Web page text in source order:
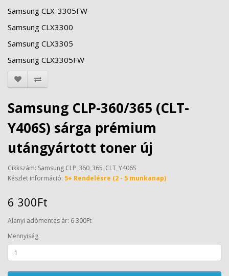
Samsung CLX-3305FW
Samsung CLX3300
Samsung CLX3305
Samsung CLX3305FW
Samsung CLP-360/365 (CLT-
Y406S) sárga prémium
utángyártott toner új
Cikkszám: Samsung CLP_360_365_CLT_Y406S
Készlet információ: 5+ Rendelésre (2 - 5 munkanap)
6 300Ft
Alanyi adómentes ár: 6 300Ft
Mennyiség